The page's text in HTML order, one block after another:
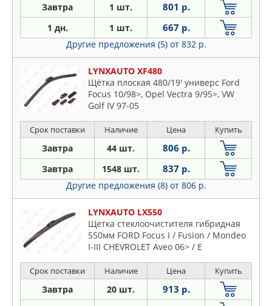
Завтра 1 шт. 801 р.
1 дн. 1 шт. 667 р.
Другие предложения (5) от 832 р.
LYNXAUTO XF480
Щётка плоская 480/19' универс Ford
Focus 10/98>, Opel Vectra 9/95>, VW
Golf IV 97-05
Срок поставки Наличие Цена Купить
Завтра 44 шт. 806 р.
Завтра 1548 шт. 837 р.
Другие предложения (8) от 806 р.
LYNXAUTO LX550
Щетка стеклоочистителя гибридная
550мм FORD Focus I / Fusion / Mondeo
I-III CHEVROLET Aveo 06> / E
Срок поставки Наличие Цена Купить
Завтра 20 шт. 913 р.